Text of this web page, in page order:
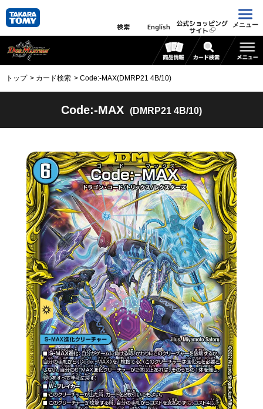
検索 English 公式ショッピング
サイト
メニュー
トップ カード検索 Code:-MAX(DMRP21 4B/10)
Code:-MAX (DMRP21 4B/10)